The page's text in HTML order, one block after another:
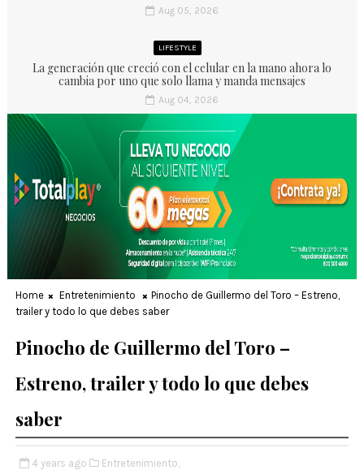
Aug 05, 2026
LIFESTYLE
La generación que creció con el celular en la mano ahora lo
cambia por uno que solo llama y manda mensajes
Aug 04, 2026
Home Entretenimiento
Pinocho de Guillermo del Toro – Estreno,
trailer y todo lo que debes saber
Pinocho de Guillermo del Toro –
Estreno, trailer y todo lo que debes
saber
4 years ago Entretenimiento,